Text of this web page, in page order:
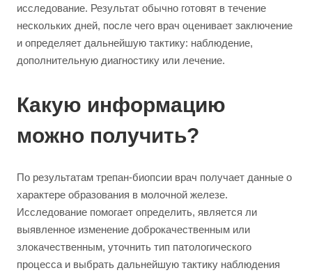
исследование. Результат обычно готовят в течение
нескольких дней, после чего врач оценивает заключение
и определяет дальнейшую тактику: наблюдение,
дополнительную диагностику или лечение.
Какую информацию
можно получить?
По результатам трепан-биопсии врач получает данные о
характере образования в молочной железе.
Исследование помогает определить, является ли
выявленное изменение доброкачественным или
злокачественным, уточнить тип патологического
процесса и выбрать дальнейшую тактику наблюдения